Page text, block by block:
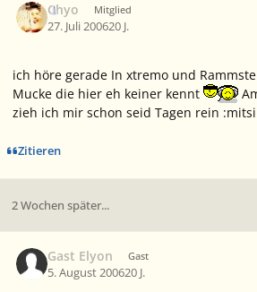
Chyo Mitglied
27. Juli 200620 J.
ich höre gerade In xtremo und
Mucke die hier eh keiner kennt
zieh ich mir schon seid Tagen rein
Zitieren
2 Wochen später...
Gast Elyon Gast
5. August 200620 J.